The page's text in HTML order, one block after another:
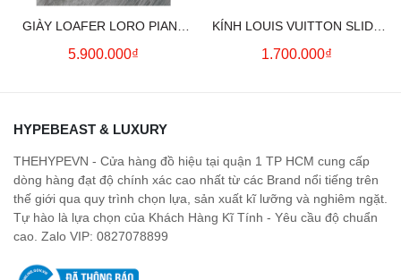
GIÀY LOAFER LORO PIANA
SUMMER CHARMS (CREAM)
5.900.000₫
KÍNH LOUIS VUITTON SLIDE
SQUARE SUNGLASSES
1.700.000₫
HYPEBEAST & LUXURY
THEHYPEVN - Cửa hàng đồ hiệu tại quận 1 TP HCM cung cấp
dòng hàng đạt độ chính xác cao nhất từ các Brand nổi tiếng trên
thế giới qua quy trình chọn lựa, sản xuất kĩ lưỡng và nghiêm ngặt.
Tự hào là lựa chọn của Khách Hàng Kĩ Tính - Yêu cầu độ chuẩn
cao. Zalo VIP: 0827078899